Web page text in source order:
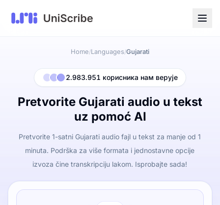
Home/Languages/Gujarati
2.983.951 корисника нам верује
Pretvorite Gujarati audio u tekst
uz pomoć AI
Pretvorite 1-satni Gujarati audio fajl u tekst za manje od 1
minuta. Podrška za više formata i jednostavne opcije
izvoza čine transkripciju lakom. Isprobajte sada!